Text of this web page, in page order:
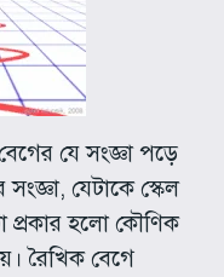
যে সংজ্ঞা পড়ে
যেটাকে স্কেল
প্রকার হলো কৌণিক
রৈখিক বেগে